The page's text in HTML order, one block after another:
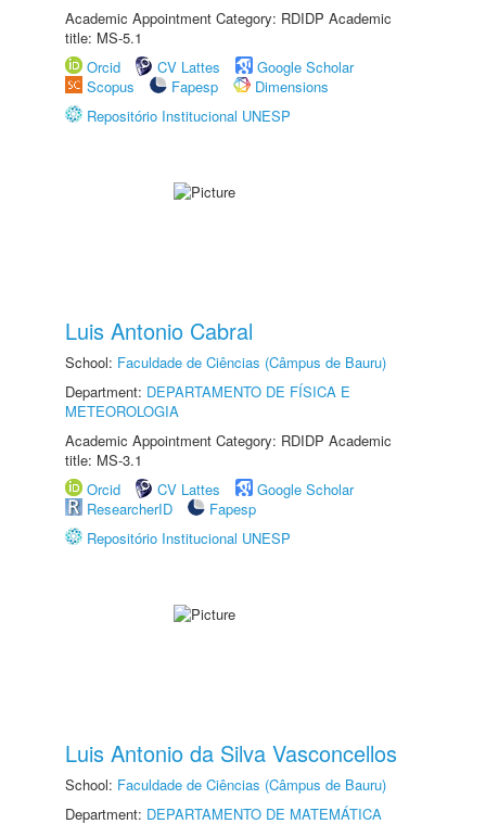
Academic Appointment Category: RDIDP Academic
title: MS-5.1
Orcid
CV Lattes
Google Scholar
Scopus
Fapesp
Dimensions
Repositório Institucional UNESP
Luis Antonio Cabral
School: Faculdade de Ciências (Câmpus de Bauru)
Department: DEPARTAMENTO DE FÍSICA E
METEOROLOGIA
Academic Appointment Category: RDIDP Academic
title: MS-3.1
Orcid
CV Lattes
Google Scholar
ResearcherID
Fapesp
Repositório Institucional UNESP
Luis Antonio da Silva Vasconcellos
School: Faculdade de Ciências (Câmpus de Bauru)
Department: DEPARTAMENTO DE MATEMÁTICA